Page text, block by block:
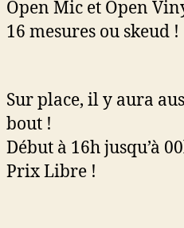
Open Mic et Open
16 mesures ou skeud !
Sur place, il y aura
bout !
Début à 16h jusqu’à
Prix Libre !